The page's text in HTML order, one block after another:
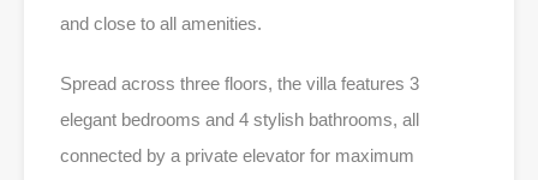
and close to all amenities.
Spread across three floors, the villa features 3
elegant bedrooms and 4 stylish bathrooms, all
connected by a private elevator for maximum